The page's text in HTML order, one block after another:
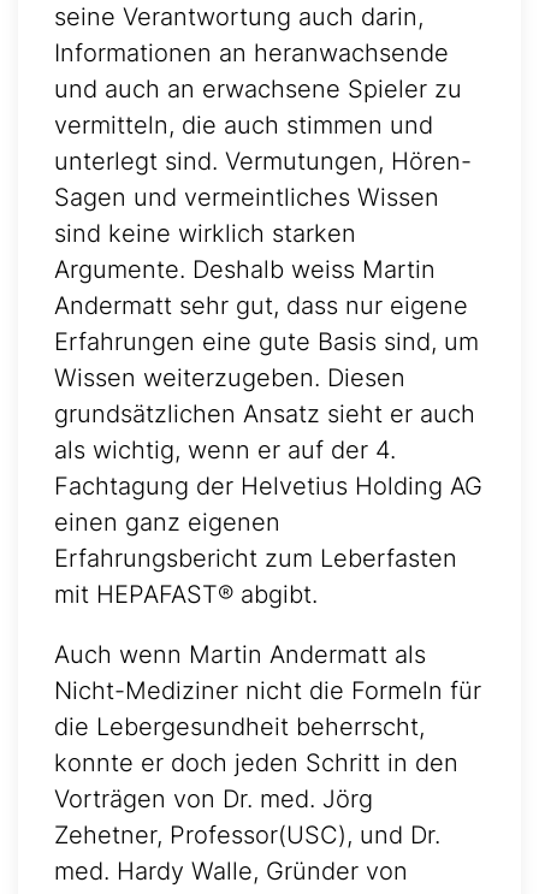
seine Verantwortung auch darin,
Informationen an heranwachsende
und auch an erwachsene Spieler zu
vermitteln, die auch stimmen und
unterlegt sind. Vermutungen, Hören-
Sagen und vermeintliches Wissen
sind keine wirklich starken
Argumente. Deshalb weiss Martin
Andermatt sehr gut, dass nur eigene
Erfahrungen eine gute Basis sind, um
Wissen weiterzugeben. Diesen
grundsätzlichen Ansatz sieht er auch
als wichtig, wenn er auf der 4.
Fachtagung der Helvetius Holding AG
einen ganz eigenen
Erfahrungsbericht zum Leberfasten
mit HEPAFAST® abgibt.
Auch wenn Martin Andermatt als
Nicht-Mediziner nicht die Formeln für
die Lebergesundheit beherrscht,
konnte er doch jeden Schritt in den
Vorträgen von Dr. med. Jörg
Zehetner, Professor(USC), und Dr.
med. Hardy Walle, Gründer von